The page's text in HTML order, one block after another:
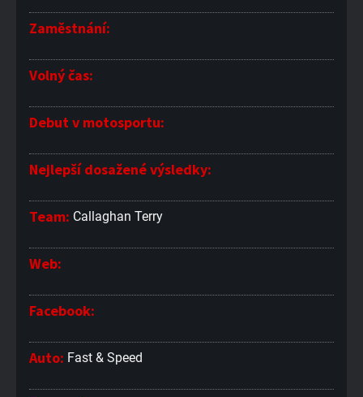
Zaměstnání:
Volný čas:
Debut v motosportu:
Nejlepší dosažené výsledky:
Team: Callaghan Terry
Web:
Facebook:
Auto: Fast & Speed